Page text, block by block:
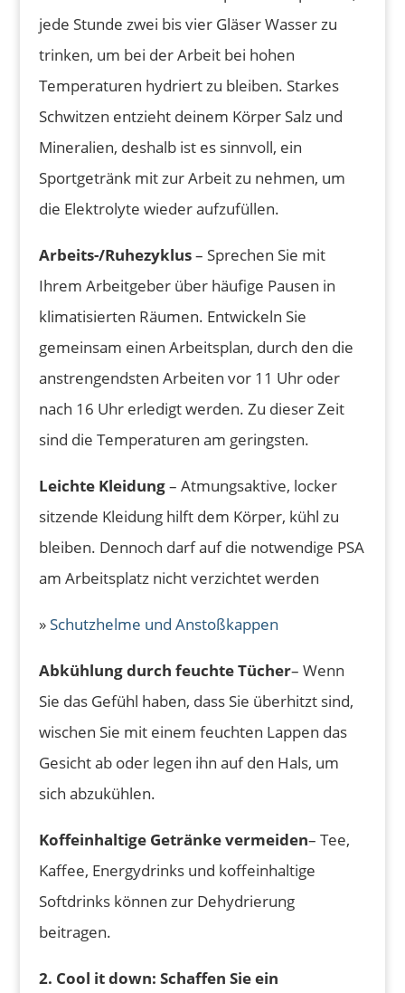
jede Stunde zwei bis vier Gläser Wasser zu
trinken, um bei der Arbeit bei hohen
Temperaturen hydriert zu bleiben. Starkes
Schwitzen entzieht deinem Körper Salz und
Mineralien, deshalb ist es sinnvoll, ein
Sportgetränk mit zur Arbeit zu nehmen, um
die Elektrolyte wieder aufzufüllen.
Arbeits-/Ruhezyklus– Sprechen Sie mit
Ihrem Arbeitgeber über häufige Pausen in
klimatisierten Räumen. Entwickeln Sie
gemeinsam einen Arbeitsplan, durch den die
anstrengendsten Arbeiten vor 11 Uhr oder
nach 16 Uhr erledigt werden. Zu dieser Zeit
sind die Temperaturen am geringsten.
Leichte Kleidung– Atmungsaktive, locker
sitzende Kleidung hilft dem Körper, kühl zu
bleiben. Dennoch darf auf die notwendige PSA
am Arbeitsplatz nicht verzichtet werden
»Schutzhelme und Anstoßkappen
Abkühlung durch feuchte Tücher– Wenn
Sie das Gefühl haben, dass Sie überhitzt sind,
wischen Sie mit einem feuchten Lappen das
Gesicht ab oder legen ihn auf den Hals, um
sich abzukühlen.
Koffeinhaltige Getränke vermeiden– Tee,
Kaffee, Energydrinks und koffeinhaltige
Softdrinks können zur Dehydrierung
beitragen.
2. Cool it down: Schaffen Sie ein